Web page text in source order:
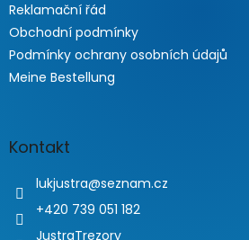
Reklamační řád
Obchodní podmínky
Podmínky ochrany osobních údajů
Meine Bestellung
Kontakt
lukjustra@seznam.cz
+420 739 051 182
JustraTrezory